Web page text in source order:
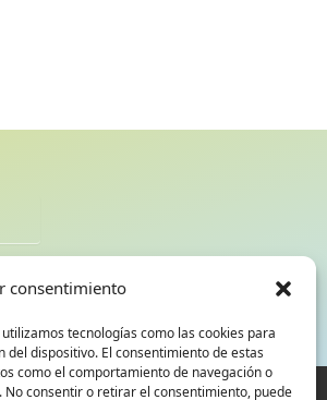
consentimiento
tecnologías como las cookies para
dispositivo. El consentimiento de estas
como el comportamiento de navegación o
consentir o retirar el consentimiento, puede